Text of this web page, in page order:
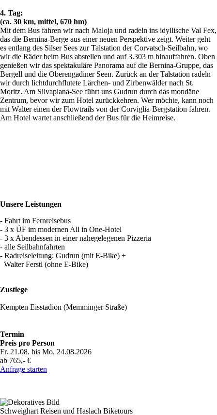
4. Tag:
(ca. 30 km, mittel, 670 hm)
Mit dem Bus fahren wir nach Maloja und radeln ins idyllische Val Fex,
das die Bernina-Berge aus einer neuen Perspektive zeigt. Weiter geht
es entlang des Silser Sees zur Talstation der Corvatsch-Seilbahn, wo
wir die Räder beim Bus abstellen und auf 3.303 m hinauffahren. Oben
genießen wir das spektakuläre Panorama auf die Bernina-Gruppe, das
Bergell und die Oberengadiner Seen. Zurück an der Talstation radeln
wir durch lichtdurchflutete Lärchen- und Zirbenwälder nach St.
Moritz. Am Silvaplana-See führt uns Gudrun durch das mondäne
Zentrum, bevor wir zum Hotel zurückkehren. Wer möchte, kann noch
mit Walter einen der Flowtrails von der Corviglia-Bergstation fahren.
Am Hotel wartet anschließend der Bus für die Heimreise.
Unsere Leistungen
- Fahrt im Fernreisebus
- 3 x ÜF im modernen All in One-Hotel
- 3 x Abendessen in einer nahegelegenen Pizzeria
- alle Seilbahnfahrten
- Radreiseleitung: Gudrun (mit E-Bike) +
Walter Ferstl (ohne E-Bike)
Zustiege
Kempten Eisstadion (Memminger Straße)
Termin
Preis pro Person
Fr. 21.08. bis Mo. 24.08.2026
ab 765,- €
Anfrage starten
Schweighart Reisen und Haslach Biketours